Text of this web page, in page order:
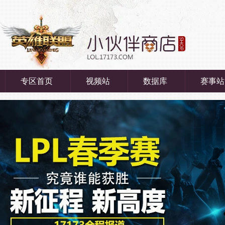
专区首页 视频站 数据库 赛事站